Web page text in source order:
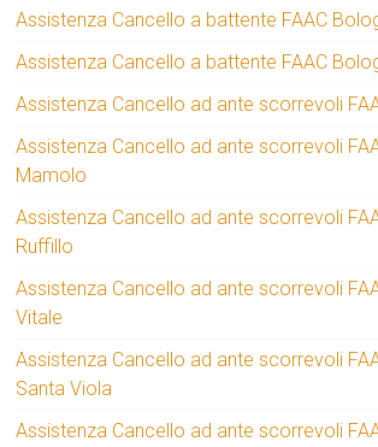
Assistenza Cancello a battente FAAC
Assistenza Cancello a battente FAAC
Assistenza Cancello ad ante scorrevoli
Assistenza Cancello ad ante scorrevoli
Mamolo
Assistenza Cancello ad ante scorrevoli
Ruffillo
Assistenza Cancello ad ante scorrevoli
Vitale
Assistenza Cancello ad ante scorrevoli
Santa Viola
Assistenza Cancello ad ante scorrevoli